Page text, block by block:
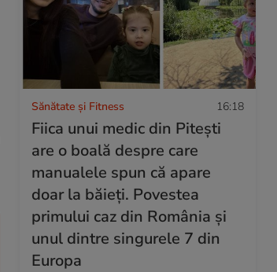
Sănătate și Fitness 16:18
Fiica unui medic din Pitești
are o boală despre care
manualele spun că apare
doar la băieți. Povestea
primului caz din România și
unul dintre singurele 7 din
Europa